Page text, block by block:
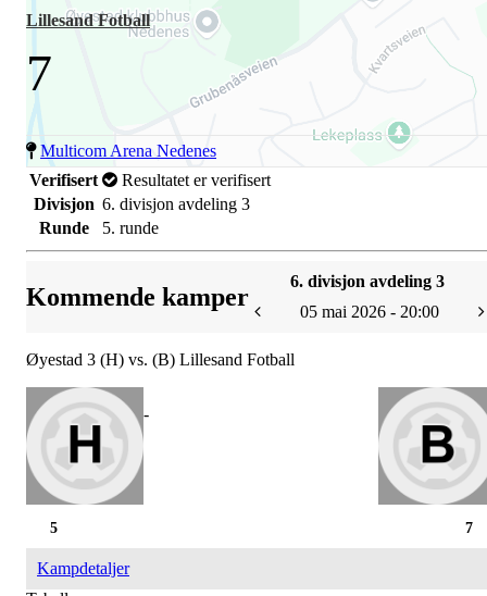
Lillesand Fotball
7
Multicom Arena Nedenes
Verifisert
Resultatet er verifisert
Divisjon 6. divisjon avdeling 3
Runde
5. runde
Kommende kamper
6. divisjon avdeling 3
05 mai 2026 - 20:00
Øyestad 3 (H) vs. (B) Lillesand Fotball
-
7
5
Kampdetaljer